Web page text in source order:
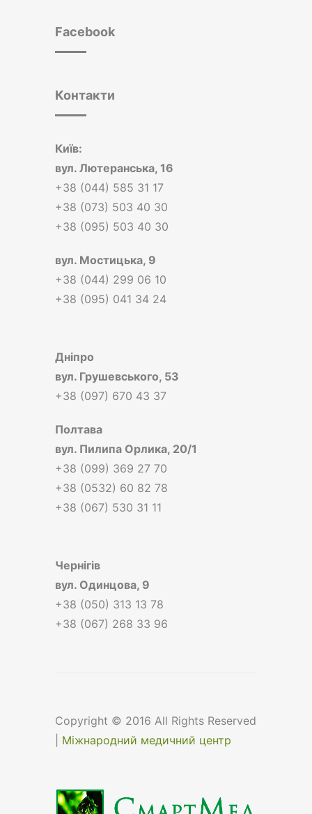
Facebook
Контакти
Київ:
вул. Лютеранська, 16
+38 (044) 585 31 17
+38 (073) 503 40 30
+38 (095) 503 40 30
вул. Мостицька, 9
+38 (044) 299 06 10
+38 (095) 041 34 24
Дніпро
вул. Грушевського, 53
+38 (097) 670 43 37
Полтава
вул. Пилипа Орлика, 20/1
+38 (099) 369 27 70
+38 (0532) 60 82 78
+38 (067) 530 31 11
Чернігів
вул. Одинцова, 9
+38 (050) 313 13 78
+38 (067) 268 33 96
Copyright © 2016 All Rights Reserved
Міжнародний медичний центр